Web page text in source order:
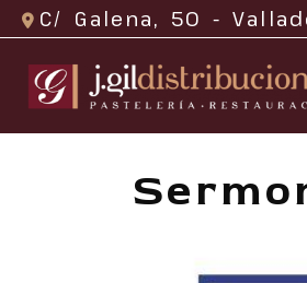
C/ Galena, 50 -